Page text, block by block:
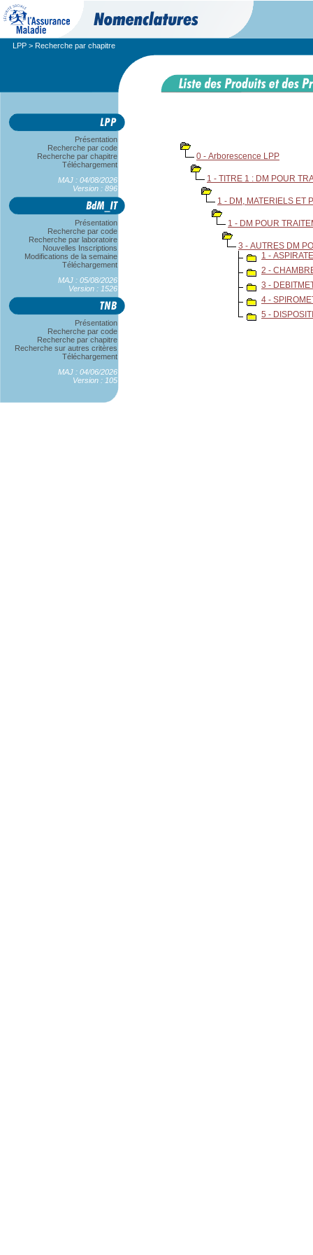
LPP > Recherche par chapitre
Présentation
Recherche par code
Recherche par chapitre
Téléchargement
MAJ : 04/08/2026
Version : 896
Présentation
Recherche par code
Recherche par laboratoire
Nouvelles Inscriptions
Modifications de la semaine
Téléchargement
MAJ : 05/08/2026
Version : 1526
Présentation
Recherche par code
Recherche par chapitre
Recherche sur autres critères
Téléchargement
MAJ : 04/06/2026
Version : 105
0 - Arborescence LPP
1 - TITRE 1 : DM POUR
1 - DM, MATERIELS ET
1 - DM POUR
3 - AUTRES DM
1 -
2 -
3 -
4 -
5 -